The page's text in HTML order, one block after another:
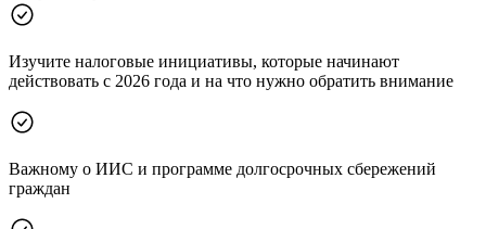
Изучите налоговые инициативы, которые начинают
действовать с 2026 года и на что нужно обратить внимание
Важному о ИИС и программе долгосрочных сбережений
граждан